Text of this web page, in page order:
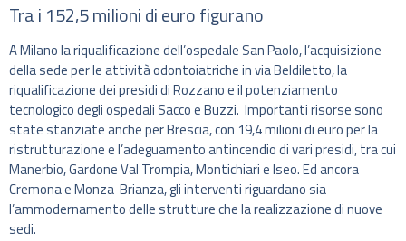
Tra i 152,5 milioni di euro figurano
A Milano la riqualificazione dell’ospedale San Paolo, l’acquisizione
della sede per le attività odontoiatriche in via Beldiletto, la
riqualificazione dei presidi di Rozzano e il potenziamento
tecnologico degli ospedali Sacco e Buzzi. Importanti risorse sono
state stanziate anche per Brescia, con 19,4 milioni di euro per la
ristrutturazione e l’adeguamento antincendio di vari presidi, tra cui
Manerbio, Gardone Val Trompia, Montichiari e Iseo. Ed ancora
Cremona e Monza Brianza, gli interventi riguardano sia
l’ammodernamento delle strutture che la realizzazione di nuove
sedi.